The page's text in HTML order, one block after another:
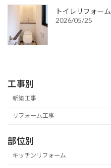
トイレリフォーム
2026/05/25
工事別
新築工事
リフォーム工事
部位別
キッチンリフォーム